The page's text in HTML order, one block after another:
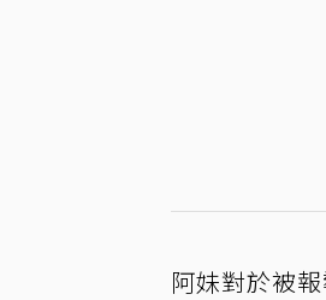
阿妹對於被